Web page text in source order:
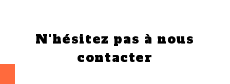
N'hésitez pas à nous
contacter